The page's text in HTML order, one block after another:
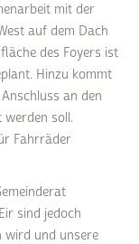
mit der
auf dem Dach
des Foyers ist
Hinzu kommt
an den
werden soll.
Fahrräder
sind jedoch
wird und unsere